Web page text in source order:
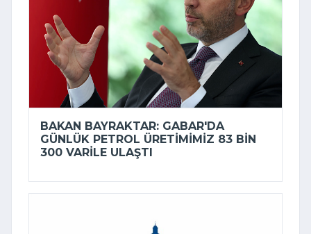
BAKAN BAYRAKTAR: GABAR'DA
GÜNLÜK PETROL ÜRETIMIMIZ 83 BIN
300 VARILE ULAŞTI